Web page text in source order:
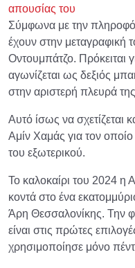
απουσίας του
Σύμφωνα με την
έχουν στην μεταγραφική
Οντουμπάτζο. Πρόκειται
αγωνίζεται ως δεξιός
στην αριστερή πλευρά
Αυτό ίσως να σχετίζεται
Αμίν Χαμάς για τον
του εξωτερικού.
Το καλοκαίρι του 2024
κοντά στο ένα
Άρη Θεσσαλονίκης. Την
είναι στις πρώτες
χρησιμοποίησε μόνο